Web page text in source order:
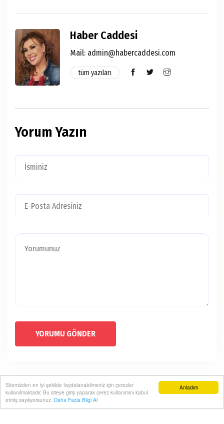
Anladım
Sitemizden en iyi şekilde faydalanabilmeniz için çerezler
kullanılmaktadır. Bu siteye giriş yaparak çerez kullanımını kabul
etmiş sayılıyorsunuz. Daha Fazla Bilgi Al
Haber Caddesi
Mail: admin@habercaddesi.com
tüm yazıları
Yorum Yazın
YORUMU GÖNDER